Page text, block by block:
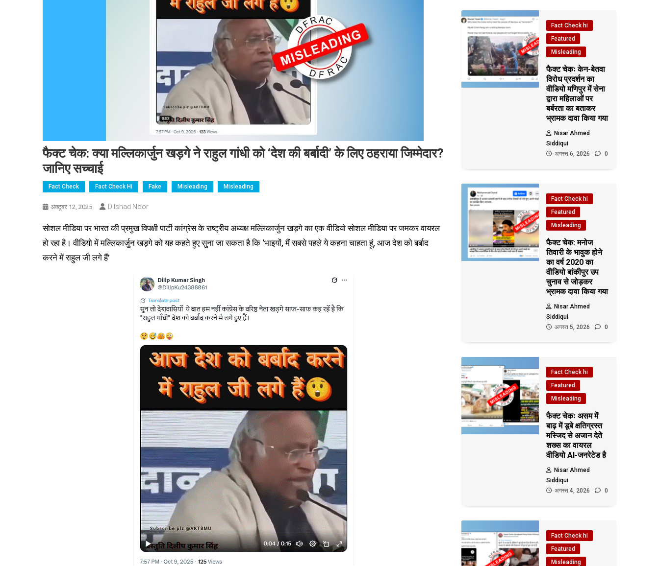
फैक्ट चेक: क्या मल्लिकार्जुन खड़गे ने राहुल गांधी को ‘देश की बर्बादी’ के लिए ठहराया जिम्मेदार?
जानिए सच्चाई
Fact Check Fact Check Hi Fake Misleading Misleading
अक्टूबर 12, 2025 Dilshad Noor
सोशल मीडिया पर भारत की प्रमुख विपक्षी पार्टी कांग्रेस के राष्ट्रीय अध्यक्ष मल्लिकार्जुन खड़गे का एक वीडियो सोशल मीडिया पर जमकर वायरल
हो रहा है। वीडियो में मल्लिकार्जुन खड़गे को यह कहते हुए सुना जा सकता है कि ‘भाइयों, मैं सबसे पहले ये कहना चाहता हूं, आज देश को बर्बाद
करने में राहुल जी लगे हैं’
Fact Check hi
Featured
Misleading
फैक्ट चेकः केन-बेतवा
विरोध प्रदर्शन का
वीडियो मणिपुर में सेना
द्वारा महिलाओं पर
बर्बरता का बताकर
भ्रामक दावा किया गया
Nisar Ahmed
Siddiqui
अगस्त 6, 2026
0
Fact Check hi
Featured
Misleading
फैक्ट चेक: मनोज
तिवारी के भावुक होने
का वर्ष 2020 का
वीडियो बांकीपुर उप
चुनाव से जोड़कर
भ्रामक दावा किया गया
Nisar Ahmed
Siddiqui
अगस्त 5, 2026
0
Fact Check hi
Featured
Misleading
फैक्ट चेकः असम में
बाढ़ में डूबे क्षतिग्रस्त
मस्जिद से अजान देते
शख्स का वायरल
वीडियो AI-जनरेटेड है
Nisar Ahmed
Siddiqui
अगस्त 4, 2026
0
Fact Check hi
Featured
Misleading